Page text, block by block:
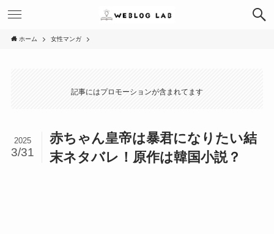
ホーム 女性マンガ
記事にはプロモーションが含まれてます
赤ちゃん皇帝は暴君になりたい結
末ネタバレ！原作は韓国小説？
2025
3/31